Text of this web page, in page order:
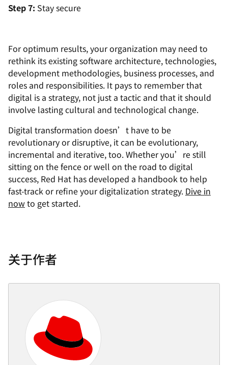
Step 7: Stay secure
For optimum results, your organization may need to
rethink its existing software architecture, technologies,
development methodologies, business processes, and
roles and responsibilities. It pays to remember that
digital is a strategy, not just a tactic and that it should
involve lasting cultural and technological change.
Digital transformation doesn’t have to be
revolutionary or disruptive, it can be evolutionary,
incremental and iterative, too. Whether you’re still
sitting on the fence or well on the road to digital
success, Red Hat has developed a handbook to help
fast-track or refine your digitalization strategy. Dive in
nowto get started.
关于作者